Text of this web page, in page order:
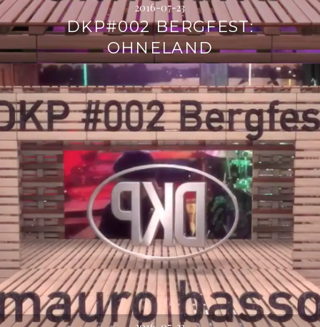
2016-07-23
DKP#002 BERGFEST:
OHNELAND